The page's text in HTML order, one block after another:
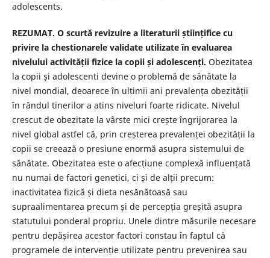
adolescents.
REZUMAT. O scurtă revizuire a literaturii științifice cu
privire la chestionarele validate utilizate în evaluarea
nivelului activității fizice la copii și adolescenți. Obezitatea
la copii și adolescenti devine o problemă de sănătate la
nivel mondial, deoarece în ultimii ani prevalența obezității
în rândul tinerilor a atins niveluri foarte ridicate. Nivelul
crescut de obezitate la vârste mici crește îngrijorarea la
nivel global astfel că, prin creșterea prevalenței obezității la
copii se creează o presiune enormă asupra sistemului de
sănătate. Obezitatea este o afecțiune complexă influențată
nu numai de factori genetici, ci și de alții precum:
inactivitatea fizică și dieta nesănătoasă sau
supraalimentarea precum și de percepția greșită asupra
statutului ponderal propriu. Unele dintre măsurile necesare
pentru depășirea acestor factori constau în faptul că
programele de intervenție utilizate pentru prevenirea sau